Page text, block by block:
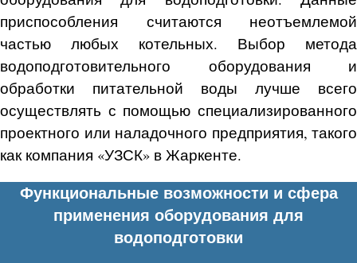
приспособления считаются неотъемлемой
частью любых котельных. Выбор метода
водоподготовительного оборудования и
обработки питательной воды лучше всего
осуществлять с помощью специализированного
проектного или наладочного предприятия, такого
как компания «УЗСК» в Жаркенте.
Функциональные возможности и сфера
применения оборудования для
водоподготовки